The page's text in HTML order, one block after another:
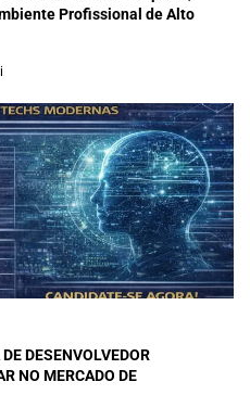
Profissional de Alto
DESENVOLVEDOR
NO MERCADO DE